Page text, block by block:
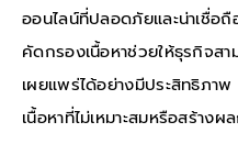
ออนไลน์ที่ปลอดภัยและน่าเชื่อ
คัดกรองเนื้อหาช่วยให้ธุรกิจ
เผยแพร่ได้อย่างมีประสิทธิภา
เนื้อหาที่ไม่เหมาะสมหรือสร้าง